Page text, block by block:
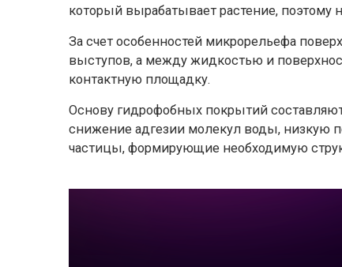
который вырабатывает растение, поэтому
За счет особенностей микрорельефа
выступов, а между жидкостью и
контактную площадку.
Основу гидрофобных покрытий
снижение адгезии молекул воды, низкую
частицы, формирующие необходимую